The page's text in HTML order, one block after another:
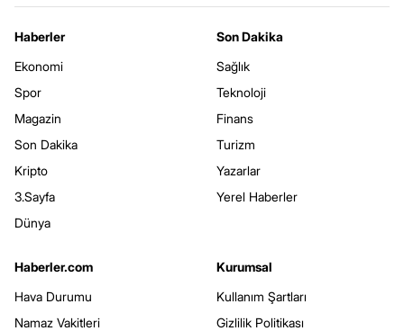
Haberler
Ekonomi
Spor
Magazin
Son Dakika
Kripto
3.Sayfa
Dünya
Son Dakika
Sağlık
Teknoloji
Finans
Turizm
Yazarlar
Yerel Haberler
Haberler.com
Hava Durumu
Namaz Vakitleri
Kurumsal
Kullanım Şartları
Gizlilik Politikası